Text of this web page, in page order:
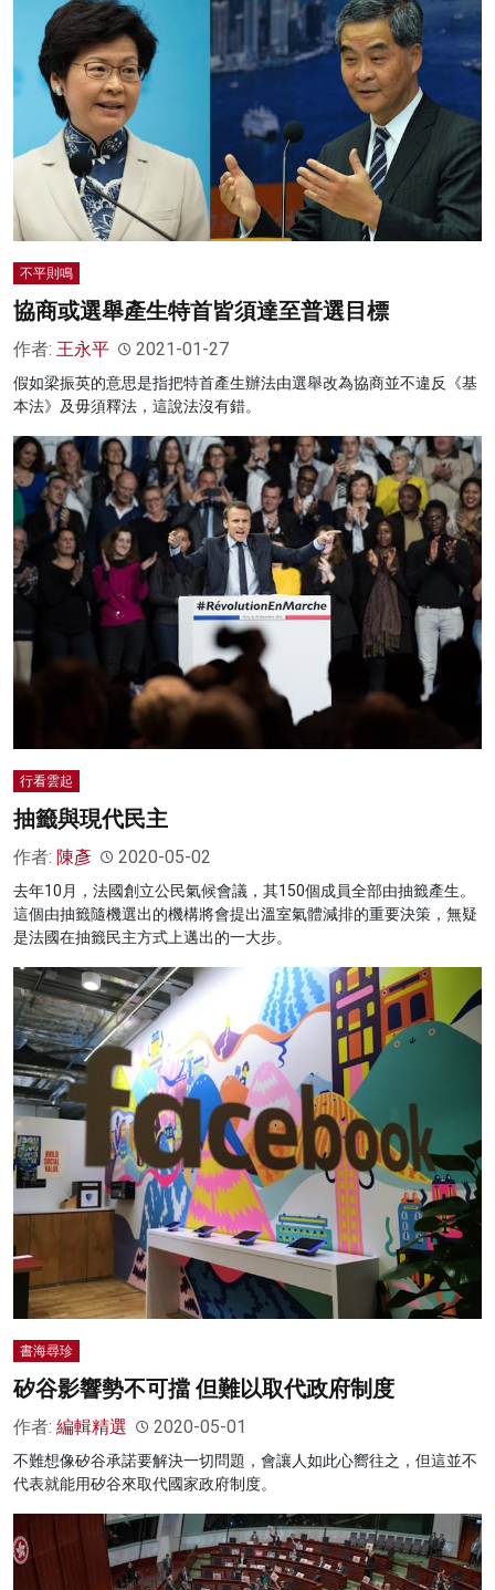
不平則鳴
協商或選舉產生特首皆須達至普選目標
作者: 王永平 2021-01-27
假如梁振英的意思是指把特首產生辦法由選舉改為協商並不違反《基
本法》及毋須釋法，這說法沒有錯。
行看雲起
抽籤與現代民主
作者: 陳彥 2020-05-02
去年10月，法國創立公民氣候會議，其150個成員全部由抽籤產生。
這個由抽籤隨機選出的機構將會提出溫室氣體減排的重要決策，無疑
是法國在抽籤民主方式上邁出的一大步。
書海尋珍
矽谷影響勢不可擋 但難以取代政府制度
作者: 編輯精選 2020-05-01
不難想像矽谷承諾要解決一切問題，會讓人如此心嚮往之，但這並不
代表就能用矽谷來取代國家政府制度。